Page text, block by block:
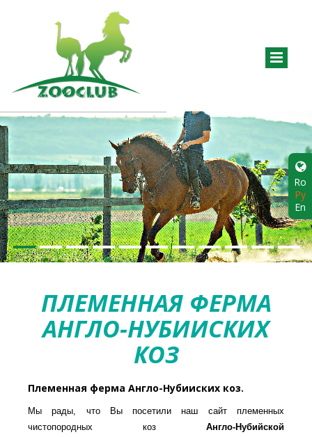
Ro
Ру
En
ПЛЕМЕННАЯ ФЕРМА
АНГЛО-НУБИИСКИХ
КОЗ
Племенная ферма Англо-Нубииских коз.
Мы рады, что Вы посетили наш сайт племенных
чистопородных коз Англо-Нубийской